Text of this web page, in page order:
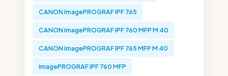
CANON imagePROGRAF IPF 765
CANON imagePROGRAF IPF 760 MFP M 40
CANON imagePROGRAF IPF 765 MFP M 40
imagePROGRAF IPF 760 MFP